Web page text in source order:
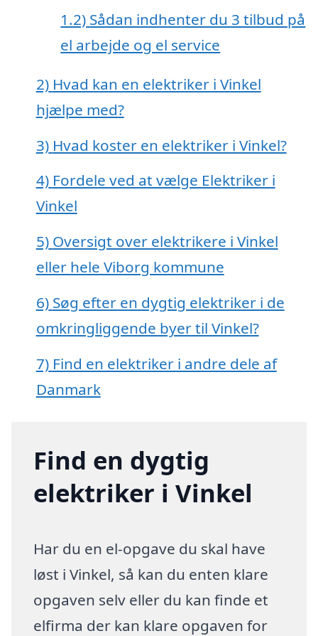
1.2) Sådan indhenter du 3 tilbud på
el arbejde og el service
2) Hvad kan en elektriker i Vinkel
hjælpe med?
3) Hvad koster en elektriker i Vinkel?
4) Fordele ved at vælge Elektriker i
Vinkel
5) Oversigt over elektrikere i Vinkel
eller hele Viborg kommune
6) Søg efter en dygtig elektriker i de
omkringliggende byer til Vinkel?
7) Find en elektriker i andre dele af
Danmark
Find en dygtig
elektriker i Vinkel
Har du en el-opgave du skal have
løst i Vinkel, så kan du enten klare
opgaven selv eller du kan finde et
elfirma der kan klare opgaven for